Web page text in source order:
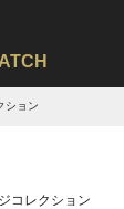
ション
コレクション